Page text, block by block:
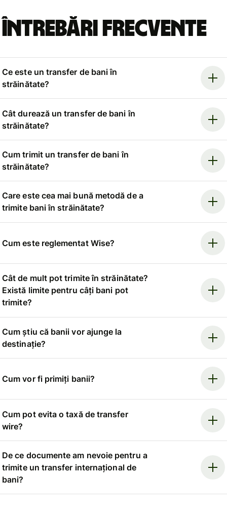
Întrebări frecvente
Ce este un transfer de bani în
străinătate?
Cât durează un transfer de bani în
străinătate?
Cum trimit un transfer de bani în
străinătate?
Care este cea mai bună metodă de a
trimite bani în străinătate?
Cum este reglementat Wise?
Cât de mult pot trimite în străinătate?
Există limite pentru câți bani pot
trimite?
Cum știu că banii vor ajunge la
destinație?
Cum vor fi primiți banii?
Cum pot evita o taxă de transfer
wire?
De ce documente am nevoie pentru a
trimite un transfer internațional de
bani?